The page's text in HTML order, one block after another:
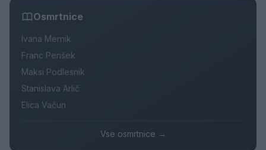
Osmrtnice
Ivana Mernik
Franc Penšek
Maksi Podlesnik
Stanislava Arlič
Elica Vačun
Vse osmrtnice →